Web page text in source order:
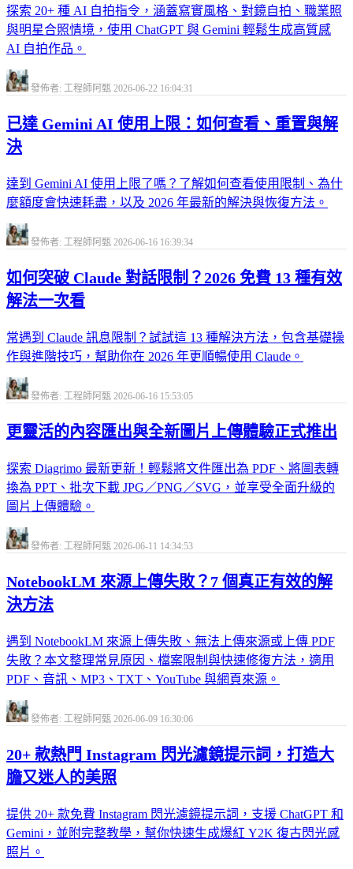
探索 20+ 種 AI 自拍指令，涵蓋寫實風格、對鏡自拍、職業照
與明星合照情境，使用 ChatGPT 與 Gemini 輕鬆生成高質感
AI 自拍作品。
發佈者: 工程師阿甄 2026-06-22 16:04:31
已達 Gemini AI 使用上限：如何查看、重置與解
決
達到 Gemini AI 使用上限了嗎？了解如何查看使用限制、為什
麼額度會快速耗盡，以及 2026 年最新的解決與恢復方法。
發佈者: 工程師阿甄 2026-06-16 16:39:34
如何突破 Claude 對話限制？2026 免費 13 種有效
解法一次看
常遇到 Claude 訊息限制？試試這 13 種解決方法，包含基礎操
作與進階技巧，幫助你在 2026 年更順暢使用 Claude。
發佈者: 工程師阿甄 2026-06-16 15:53:05
更靈活的內容匯出與全新圖片上傳體驗正式推出
探索 Diagrimo 最新更新！輕鬆將文件匯出為 PDF、將圖表轉
換為 PPT、批次下載 JPG／PNG／SVG，並享受全面升級的
圖片上傳體驗。
發佈者: 工程師阿甄 2026-06-11 14:34:53
NotebookLM 來源上傳失敗？7 個真正有效的解
決方法
遇到 NotebookLM 來源上傳失敗、無法上傳來源或上傳 PDF
失敗？本文整理常見原因、檔案限制與快速修復方法，適用
PDF、音訊、MP3、TXT、YouTube 與網頁來源。
發佈者: 工程師阿甄 2026-06-09 16:30:06
20+ 款熱門 Instagram 閃光濾鏡提示詞，打造大
膽又迷人的美照
提供 20+ 款免費 Instagram 閃光濾鏡提示詞，支援 ChatGPT 和
Gemini，並附完整教學，幫你快速生成爆紅 Y2K 復古閃光感
照片。